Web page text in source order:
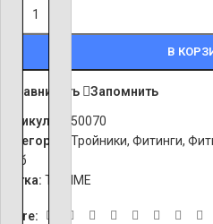
В
Сравнивать Запомнить
Артикул:
1650070
Категории:
Тройники, Фитинги,
труб
Метка: TIEMME
Share: